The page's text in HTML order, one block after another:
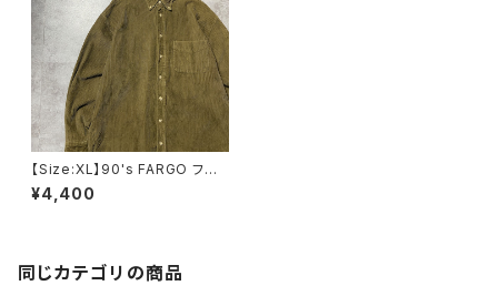
【Size:XL】90's FARGO ファ
ーゴ コーデュロイ生地 胸ポ
ケット ブラウン ボタンダウン
¥4,400
同じカテゴリの商品